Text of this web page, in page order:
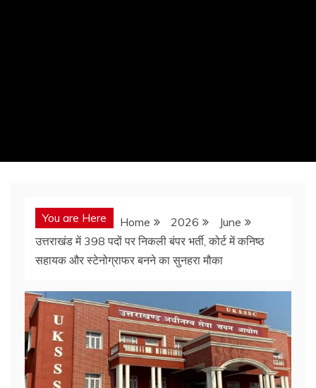
You are Here Home 2026
June
उत्तराखंड में 398 पदों पर निकली बंपर भर्ती, कोर्ट में कनिष्ठ
सहायक और स्टेनोग्राफर बनने का सुनहरा मौका